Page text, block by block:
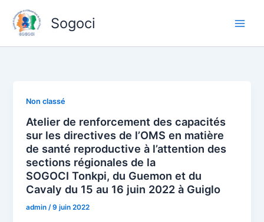
contenu
Sogoci
Non classé
Atelier de renforcement des capacités
sur les directives de l’OMS en matière
de santé reproductive à l’attention des
sections régionales de la
SOGOCI Tonkpi, du Guemon et du
Cavaly du 15 au 16 juin 2022 à Guiglo
admin/9 juin 2022